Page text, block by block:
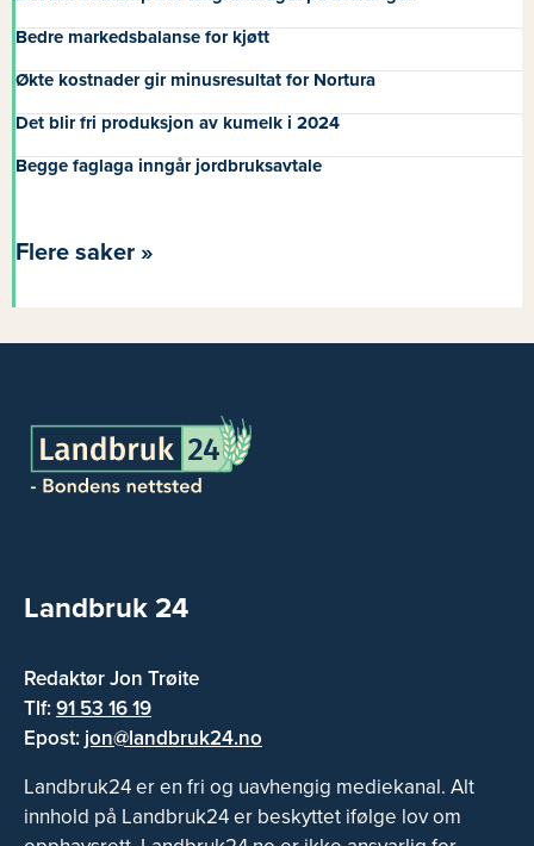
Bedre markedsbalanse for kjøtt
Økte kostnader gir minusresultat for Nortura
Det blir fri produksjon av kumelk i 2024
Begge faglaga inngår jordbruksavtale
Flere saker »
Landbruk 24
Redaktør Jon Trøite
Tlf:91 53 16 19
Epost: jon@landbruk24.no
Landbruk24 er en fri og uavhengig mediekanal. Alt
innhold på Landbruk24 er beskyttet ifølge lov om